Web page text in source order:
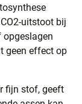
uitstoot bij
opgeslagen
geen effect op
fijn stof, geeft